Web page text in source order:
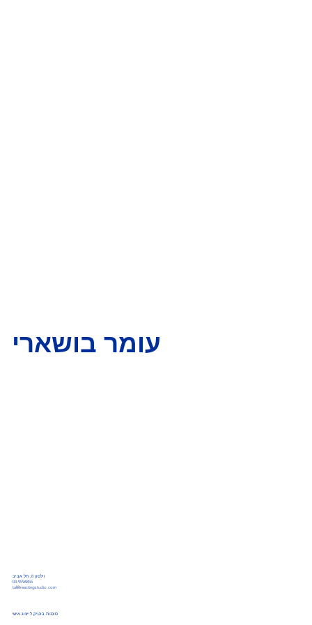
עומר בושארי
סוכנות בוטיק לייצוג אישי
וילסון 8, תל אביב
03-9596855
tal@reactingstudio.com